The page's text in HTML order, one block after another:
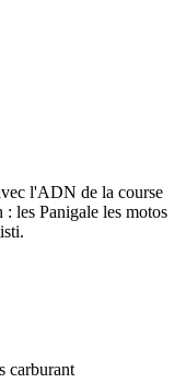
l'ADN de la course
les Panigale les motos
carburant